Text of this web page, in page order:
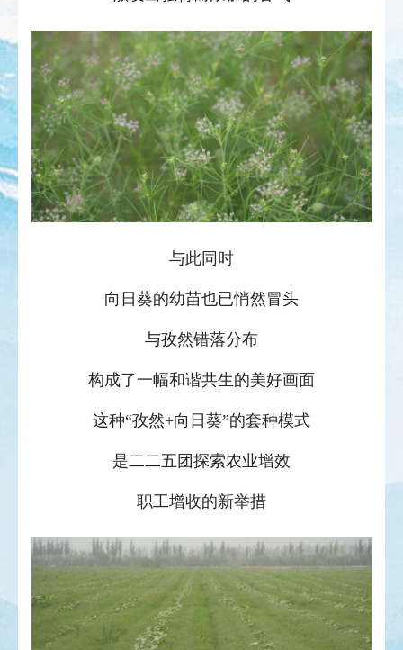
与此同时
向日葵的幼苗也已悄然冒头
与孜然错落分布
构成了一幅和谐共生的美好画面
这种“孜然+向日葵”的套种模式
是二二五团探索农业增效
职工增收的新举措